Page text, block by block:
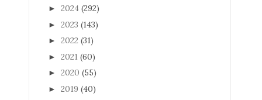
► 2024 (292)
► 2023 (143)
► 2022 (31)
► 2021 (60)
► 2020 (55)
► 2019 (40)